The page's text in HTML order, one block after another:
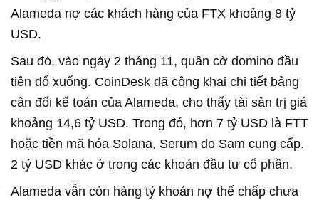
Alameda nợ các khách hàng của FTX khoảng 8 tỷ
USD.
Sau đó, vào ngày 2 tháng 11, quân cờ domino đầu
tiên đổ xuống. CoinDesk đã công khai chi tiết bảng
cân đối kế toán của Alameda, cho thấy tài sản trị giá
khoảng 14,6 tỷ USD. Trong đó, hơn 7 tỷ USD là FTT
hoặc tiền mã hóa Solana, Serum do Sam cung cấp.
2 tỷ USD khác ở trong các khoản đầu tư cổ phần.
Alameda vẫn còn hàng tỷ khoản nợ thế chấp chưa